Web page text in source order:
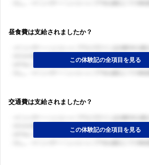
昼食費は支給されましたか？
交通費は支給されましたか？